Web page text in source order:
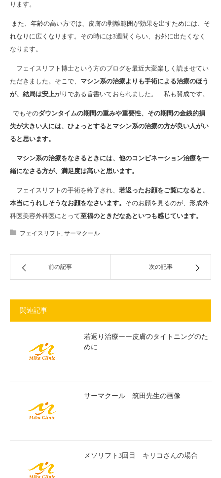
ります。
また、年齢の高い方では、皮膚の剥離範囲が効果を出すためには、そ
れなりに広くなります。その時には3週間くらい、お外に出たくなく
なります。
フェイスリフト博士という方のブログを最近大変楽しく読ませてい
ただきました。そこで、 マシン系の治療よりも手術による治療のほう
が、結局は安上がりである旨書いておられました。 私も賛成です。
でもそのダウンタイムの期間の重みや重要性、その期間の金銭的損
失が大きい人には、ひょっとするとマシン系の治療の方が良い人がい
ると思います。
マシン系の治療をなさるときには、他のコンビネーション治療を一
緒になさる方が、満足度は高いと思います。
フェイスリフトの手術を終了され、 若返ったお顔をご覧になると、
本当にうれしそうなお顔をなさいます。 そのお顔を見るのが、形成外
科医美容外科医にとって至福のときだなあといつも感じています。
フェイスリフト , サーマクール
前の記事 次の記事
関連記事
若返り治療ーー皮膚のタイトニングのた
めに
サーマクール 筑田先生の画像
メソリフト3回目 キリコさんの場合